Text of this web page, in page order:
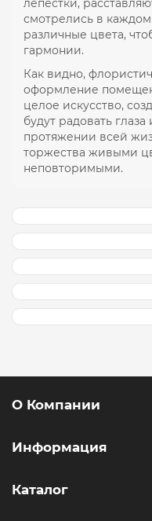
лепестки,
смотрелись в
различные цвета,
гармонии.
Как видно,
оформление
целое искусство,
будут радовать
протяжении всей
торжества живыми
неповторимыми.
О Компании
Информация
Каталог